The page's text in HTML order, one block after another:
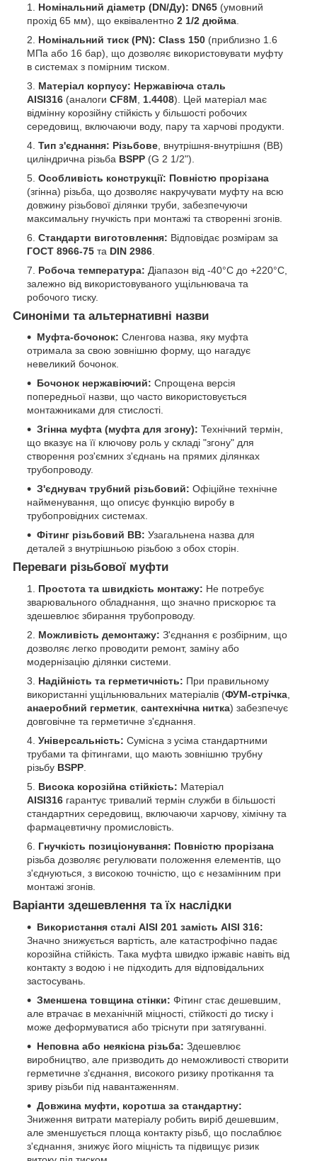
Номінальний діаметр (DN/Ду): DN65 (умовний
прохід 65 мм), що еквівалентно 2 1/2 дюйма
Номінальний тиск (PN): Class 150 (приблизно 1.6
МПа або 16 бар), що дозволяє використовувати муфту
в системах з помірним тиском.
Матеріал корпусу: Нержавіюча сталь
AISI316 (аналоги CF8M 1.4408). Цей матеріал має
відмінну корозійну стійкість у більшості робочих
середовищ, включаючи воду, пару та харчові продукти.
Тип з'єднання: Різьбове , внутрішня-внутрішня (ВВ)
циліндрична різьба BSPP (G 2 1/2").
Особливість конструкції: Повністю прорізана
(згінна) різьба, що дозволяє накручувати муфту на всю
довжину різьбової ділянки труби, забезпечуючи
максимальну гнучкість при монтажі та створенні згонів.
Стандарти виготовлення: Відповідає розмірам за
ГОСТ 8966-75 та DIN 2986
Робоча температура: Діапазон від -40°C до +220°C,
залежно від використовуваного ущільнювача та
робочого тиску.
Синоніми та альтернативні назви
Муфта-бочонок: Сленгова назва, яку муфта
отримала за свою зовнішню форму, що нагадує
невеликий бочонок.
Бочонок нержавіючий: Спрощена версія
попередньої назви, що часто використовується
монтажниками для стислості.
Згінна муфта (муфта для згону): Технічний термін,
що вказує на її ключову роль у складі "згону" для
створення роз'ємних з'єднань на прямих ділянках
трубопроводу.
З'єднувач трубний різьбовий: Офіційне технічне
найменування, що описує функцію виробу в
трубопровідних системах.
Фітинг різьбовий ВВ: Узагальнена назва для
деталей з внутрішньою різьбою з обох сторін.
Переваги різьбової муфти
Простота та швидкість монтажу: Не потребує
зварювального обладнання, що значно прискорює та
здешевлює збирання трубопроводу.
Можливість демонтажу: З'єднання є розбірним, що
дозволяє легко проводити ремонт, заміну або
модернізацію ділянки системи.
Надійність та герметичність: При правильному
використанні ущільнювальних матеріалів (ФУМ-стрічка
анаеробний герметик сантехнічна нитка) забезпечує
довговічне та герметичне з'єднання.
Універсальність: Сумісна з усіма стандартними
трубами та фітингами, що мають зовнішню трубну
різьбу BSPP
Висока корозійна стійкість: Матеріал
AISI316 гарантує тривалий термін служби в більшості
стандартних середовищ, включаючи харчову, хімічну та
фармацевтичну промисловість.
Гнучкість позиціонування: Повністю прорізана
різьба дозволяє регулювати положення елементів, що
з'єднуються, з високою точністю, що є незамінним при
монтажі згонів.
Варіанти здешевлення та їх наслідки
Використання сталі AISI 201 замість AISI 316:
Значно знижується вартість, але катастрофічно падає
корозійна стійкість. Така муфта швидко іржавіє навіть від
контакту з водою і не підходить для відповідальних
застосувань.
Зменшена товщина стінки: Фітинг стає дешевшим,
але втрачає в механічній міцності, стійкості до тиску і
може деформуватися або тріснути при затягуванні.
Неповна або неякісна різьба: Здешевлює
виробництво, але призводить до неможливості створити
герметичне з'єднання, високого ризику протікання та
зриву різьби під навантаженням.
Довжина муфти, коротша за стандартну:
Зниження витрати матеріалу робить виріб дешевшим,
але зменшується площа контакту різьб, що послаблює
з'єднання, знижує його міцність та підвищує ризик